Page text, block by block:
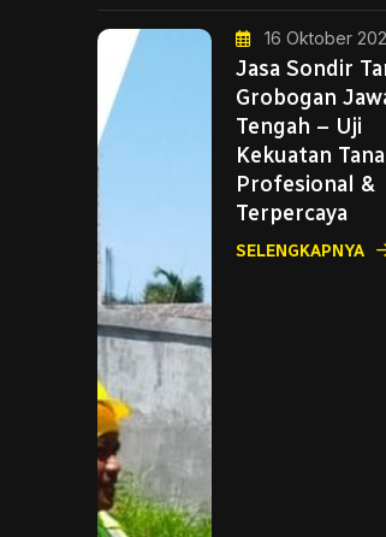
16 Oktober
Jasa Sondir
Grobogan
Tengah – Uji
Kekuatan
Profesional &
Terpercaya
SELENGKAPNYA